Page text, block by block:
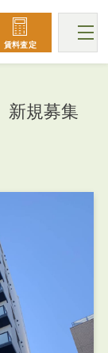
賃料査定
規募集